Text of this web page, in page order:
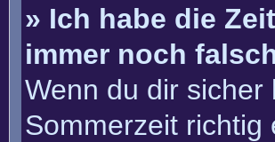
» Ich habe die
immer noch
Wenn du dir
Sommerzeit richtig